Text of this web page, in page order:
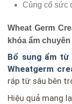
Củng cố sức
Wheat Germ
khóa ẩm chuyên
Bổ sung ẩm từ
Wheatgerm
ráp từ sâu bên
Hiệu quả mang